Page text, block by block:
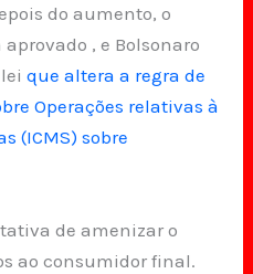
do aumento, o
, e Bolsonaro
leique altera a regra de
Operações relativas à
(ICMS) sobre
de amenizar o
ao consumidor final.